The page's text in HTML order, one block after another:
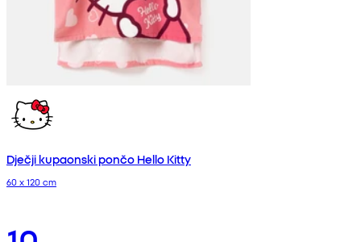
Dječji kupaonski pončo Hello Kitty
60 x 120 cm